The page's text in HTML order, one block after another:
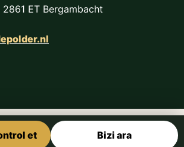
ET Bergambacht
et Bizi ara